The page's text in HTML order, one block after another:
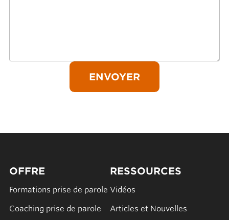
OFFRE
Formations prise de parole
Coaching prise de parole
RESSOURCES
Vidéos
Articles et Nouvelles